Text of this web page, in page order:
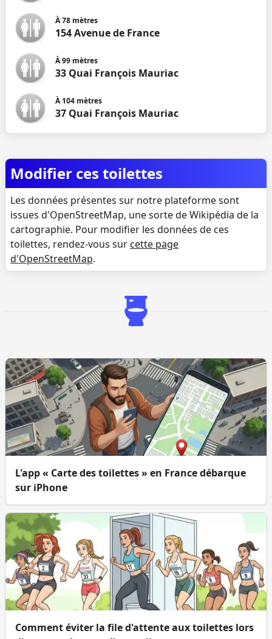
À78 mètres
154 Avenue de France
À99 mètres
33 Quai François Mauriac
À104 mètres
37 Quai François Mauriac
Modifier ces toilettes
Les données présentes sur notre plateforme sont
issues d'OpenStreetMap, une sorte de Wikipédia de la
cartographie. Pour modifier les données de ces
toilettes, rendez-vous sur cette page
d'OpenStreetMap.
L'app « Carte des toilettes » en France débarque
sur iPhone
Comment éviter la file d'attente aux toilettes lors